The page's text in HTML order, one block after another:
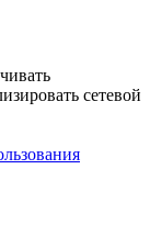
сетевой